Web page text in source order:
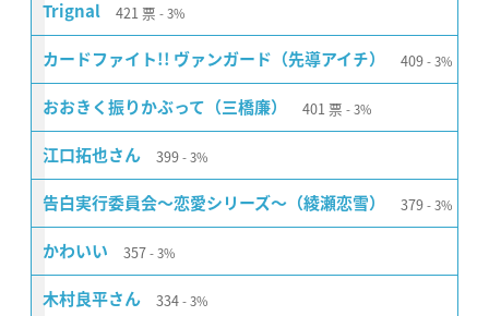
Trignal 421 票 3%
カードファイト!! ヴァンガード（先導アイチ） 409 3%
おおきく振りかぶって（三橋廉） 401 票 3%
江口拓也さん 399 3%
告白実行委員会〜恋愛シリーズ〜（綾瀬恋雪） 379 3%
かわいい 357 3%
木村良平さん 334 3%